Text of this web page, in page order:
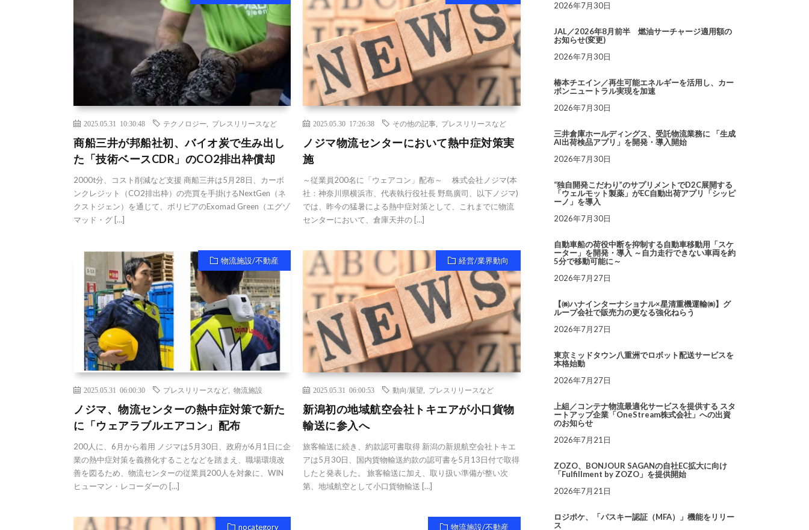
2025.05.31 10:30:48 テクノロジー プレスリリースなど
商船三井が邦船社初、バイオ炭で生み出し
た「技術ベースCDR」のCO2排出枠償却
2000t分、コスト削減など支援 商船三井は5月28日、カーボ
ンクレジット（CO2排出枠）の売買を手掛けるNextGen（ネ
クストジェン）を通じて、ボリビアのExomad Green（エグゾ
マッド・グ […]
2025.05.30 17:26:38 その他の記事 プレスリリースなど
ノジマ物流センターにおいて熱中症対策実
施
～従業員200名に「ウェアコン」配布～ 株式会社ノジマ(本
社：神奈川県横浜市、代表執行役社長 野島廣司、以下ノジマ)
では、昨今の猛暑による熱中症対策として、これまでに物流
センターにおいて、倉庫天井の […]
物流施設/不動産
2025.05.31 06:00:30 プレスリリースなど 物流施設
ノジマ、物流センターの熱中症対策で新た
に「ウェアラブルエアコン」配布
200人に、6月から着用 ノジマは5月30日、政府が6月1日に企
業の熱中症対策を義務化することなどを踏まえ、職場環境改
善を図るため、物流センターの従業員200人を対象に、WIN
ヒューマン・レコーダーの […]
経営/業界動向
2025.05.31 06:00:53 動向/展望 プレスリリースなど
新潟初の地域航空会社トキエアが小口貨物
輸送に参入へ
旅客輸送に続き、約款認可書取得 新潟の新規航空会社トキエ
アは5月30日、国内貨物輸送約款の認可書を5月13日付で取得
したと発表した。 旅客輸送に加え、取り扱い準備が整い次
第、地域航空として小口貨物輸送 […]
nocategory 物流施設/不動産
2026年7月30日
JAL／2026年8月前半 燃油サーチャージ適用額の
お知らせ(変更)
2026年7月30日
椿本チエイン／再生可能エネルギーを活用し、カー
ボンニュートラル実現を加速
2026年7月30日
三井倉庫ホールディングス、受託物流業務に 「生成
AI出荷検品アプリ」を開発・導入開始
2026年7月30日
“独自開発こだわり”のサプリメントでD2C展開する
「ウェルモット製薬」がEC自動出荷アプリ「シッピ
ーノ」を導入
2026年7月30日
自動車船の荷役中断を抑制する自動車移動用「スケ
ーター」を開発・導入 ～自力走行できない車両を約
5分で移動可能に～
2026年7月27日
【㈱ハナインターナショナル×星清重機運輸㈱】グ
ループ会社で販売力の更なる強化ねらう
2026年7月27日
東京ミッドタウン八重洲でロボット配送サービスを
本格始動
2026年7月27日
上組／コンテナ物流最適化サービスを提供する スタ
ートアップ企業「OneStream株式会社」への出資
のお知らせ
2026年7月21日
ZOZO、BONJOUR SAGANの自社EC拡大に向け
「Fulfillment by ZOZO」を提供開始
2026年7月21日
ロジポケ、「パスキー認証（MFA）」機能をリリー
ス